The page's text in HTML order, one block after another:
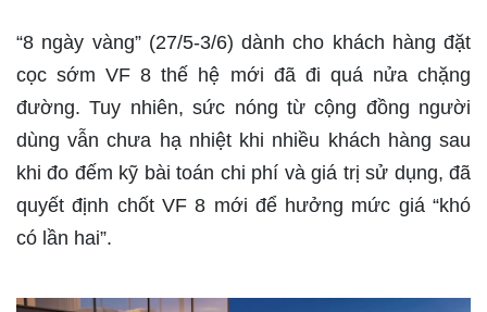
“8 ngày vàng” (27/5-3/6) dành cho khách hàng đặt
cọc sớm VF 8 thế hệ mới đã đi quá nửa chặng
đường. Tuy nhiên, sức nóng từ cộng đồng người
dùng vẫn chưa hạ nhiệt khi nhiều khách hàng sau
khi đo đếm kỹ bài toán chi phí và giá trị sử dụng, đã
quyết định chốt VF 8 mới để hưởng mức giá “khó
có lần hai”.